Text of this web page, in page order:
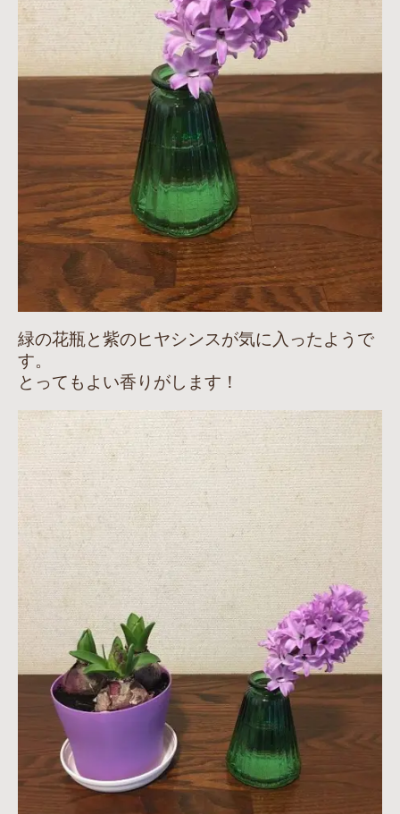
緑の花瓶と紫のヒヤシンスが気に入ったようで
す。
とってもよい香りがします！